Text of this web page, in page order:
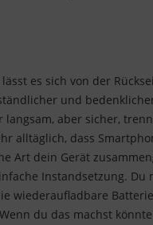
es sich von der
und
aber sicher,
alltäglich, dass
Art dein Gerät
Instandsetzung.
wiederaufladbare
du das machst